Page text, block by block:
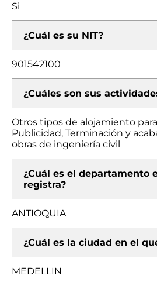
Si
¿Cuál es su NIT?
901542100
¿Cuáles son sus
Otros tipos de alojamiento
Publicidad, Terminación y
obras de ingeniería civil
¿Cuál es el departamento
registra?
ANTIOQUIA
¿Cuál es la ciudad en el
MEDELLIN